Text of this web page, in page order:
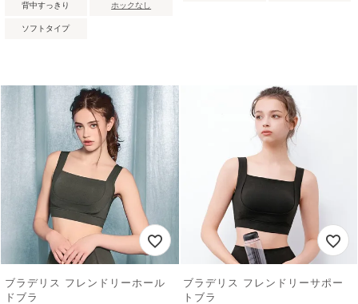
背中すっきり ホックなし
ソフトタイプ
ブラデリス フレンドリーホール
ドブラ
ブラデリス フレンドリーサポー
トブラ